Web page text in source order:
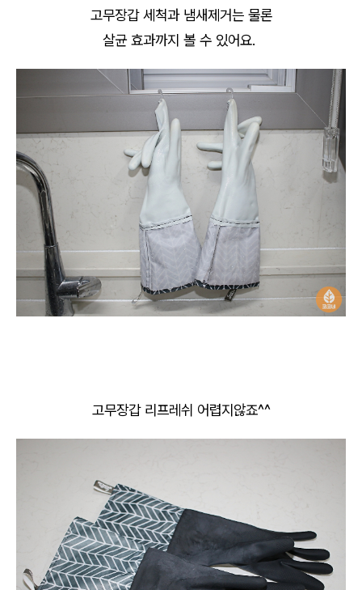
고무장갑 세척과 냄새제거는 물론
살균 효과까지 볼 수 있어요.
고무장갑 리프레쉬 어렵지않죠^^